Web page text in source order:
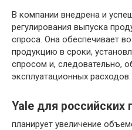
В компании внедрена и
регулирования выпуска
спроса. Она обеспечивает
продукцию в сроки,
спросом и, следовательно,
эксплуатационных расходов.
Yale для российских
планирует увеличение